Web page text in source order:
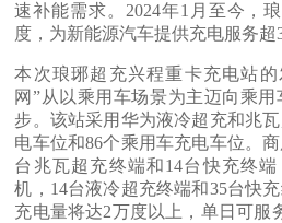
速补能需求。2024年1月至今，
度，为新能源汽车提供充电服务超
本次琅琊超充兴程重卡充电站
网”从以乘用车场景为主迈向乘
步。该站采用华为液冷超充和兆
电车位和86个乘用车充电车位。
台兆瓦超充终端和14台快充终
机，14台液冷超充终端和35台快
充电量将达2万度以上，单日可服